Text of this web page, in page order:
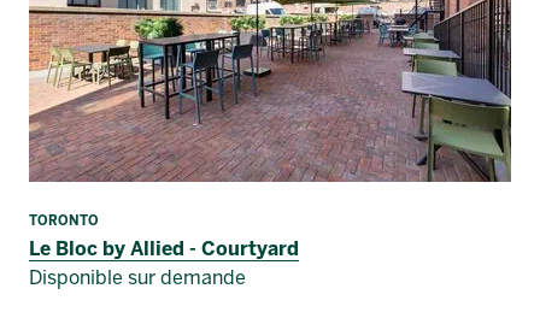
TORONTO
Le Bloc by Allied - Courtyard
Disponible sur demande